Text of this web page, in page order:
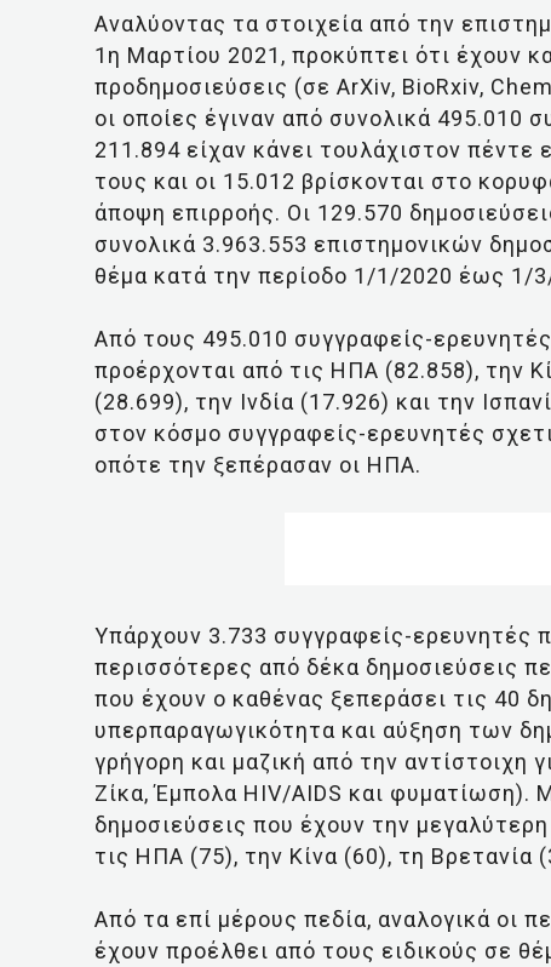
Αναλύοντας τα στοιχεία από την
1η Μαρτίου 2021, προκύπτει ότι έχουν
προδημοσιεύσεις (σε ArXiv, BioRxiv,
οι οποίες έγιναν από συνολικά 495.010
211.894 είχαν κάνει τουλάχιστον πέντε
τους και οι 15.012 βρίσκονται στο
άποψη επιρροής. Οι 129.570
συνολικά 3.963.553 επιστημονικών
θέμα κατά την περίοδο 1/1/2020 έως 1/
Από τους 495.010 συγγραφείς-
προέρχονται από τις ΗΠΑ (82.858), την
(28.699), την Ινδία (17.926) και την
στον κόσμο συγγραφείς-ερευνητές
οπότε την ξεπέρασαν οι ΗΠΑ.
Υπάρχουν 3.733 συγγραφείς-ερευνητές
περισσότερες από δέκα δημοσιεύσεις
που έχουν ο καθένας ξεπεράσει τις 40
υπερπαραγωγικότητα και αύξηση των
γρήγορη και μαζική από την αντίστοιχη
Ζίκα, Έμπολα HIV/AIDS και φυματίωση).
δημοσιεύσεις που έχουν την
τις ΗΠΑ (75), την Κίνα (60), τη Βρετανία
Από τα επί μέρους πεδία, αναλογικά οι
έχουν προέλθει από τους ειδικούς σε